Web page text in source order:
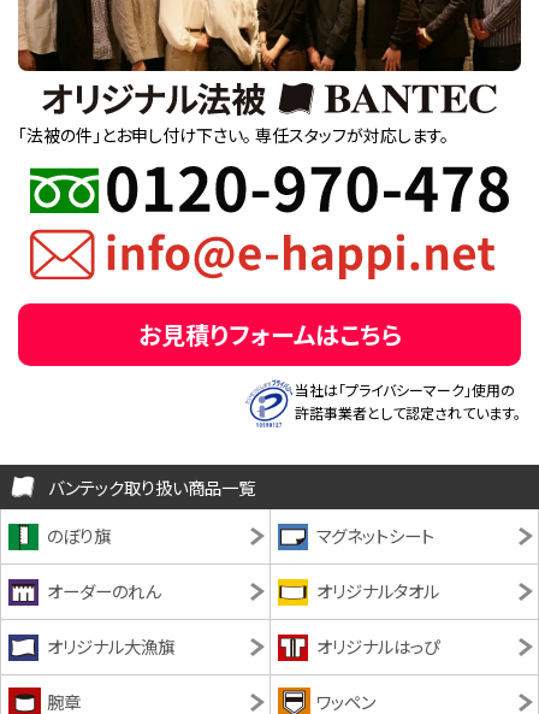
「法被の件」とお申し付け下さい。 専任スタッフが対応します。
お見積りフォームはこちら
当社は「プライバシーマーク」使用の
許諾事業者として認定されています。
バンテック取り扱い商品一覧
のぼり旗
マグネットシート
オーダーのれん オリジナルタオル
オリジナル大漁旗 オリジナルはっぴ
腕章 ワッペン